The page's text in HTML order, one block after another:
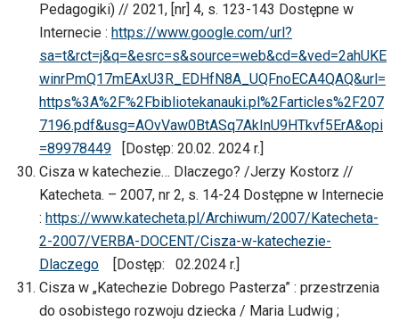
Pedagogiki) // 2021, [nr] 4, s. 123-143 Dostępne w
Internecie : https://www.google.com/url?
sa=t&rct=j&q=&esrc=s&source=web&cd=&ved=2ahUKE
winrPmQ17mEAxU3R_EDHfN8A_UQFnoECA4QAQ&url=
https%3A%2F%2Fbibliotekanauki.pl%2Farticles%2F207
7196.pdf&usg=AOvVaw0BtASq7AkInU9HTkvf5ErA&opi
=89978449 [Dostęp: 20.02. 2024 r.]
Cisza w katechezie… Dlaczego? /Jerzy Kostorz //
Katecheta. – 2007, nr 2, s. 14-24 Dostępne w Internecie
: https://www.katecheta.pl/Archiwum/2007/Katecheta-
2-2007/VERBA-DOCENT/Cisza-w-katechezie-
Dlaczego [Dostęp: 02.2024 r.]
Cisza w „Katechezie Dobrego Pasterza” : przestrzenia
do osobistego rozwoju dziecka / Maria Ludwig ;